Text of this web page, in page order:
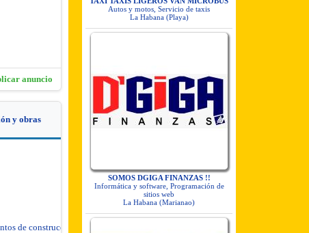
anuncio
y obras
de construcción
Autos y motos, Servicio de taxis
La Habana (Playa)
SOMOS DGIGA FINANZAS !!
Informática y software, Programación de
sitios web
La Habana (Marianao)